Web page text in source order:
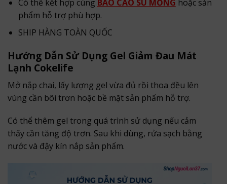
Có thể kết hợp cùng BAO CAO SU MỎNG hoặc sản
phẩm hỗ trợ phù hợp.
SHIP HÀNG TOÀN QUỐC
Hướng Dẫn Sử Dụng Gel Giảm Đau Mát
Lạnh Cokelife
Mở nắp chai, lấy lượng gel vừa đủ rồi thoa đều lên
vùng cần bôi trơn hoặc bề mặt sản phẩm hỗ trợ.
Có thể thêm gel trong quá trình sử dụng nếu cảm
thấy cần tăng độ trơn. Sau khi dùng, rửa sạch bằng
nước và đậy kín nắp sản phẩm.